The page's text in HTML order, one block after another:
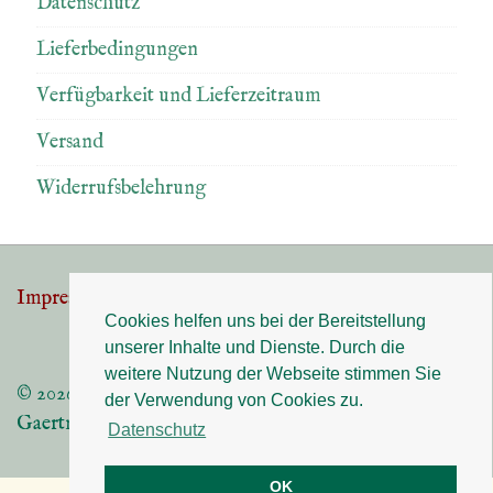
Cookies helfen uns bei der Bereitstellung
unserer Inhalte und Dienste. Durch die
weitere Nutzung der Webseite stimmen Sie
der Verwendung von Cookies zu.
Datenschutz
OK
Lieferbedingungen
Verfügbarkeit und Lieferzeitraum
Versand
Widerrufsbelehrung
Footer-
Impressum
© 2026
Gaertnerei Angermaier 83075 Bad Feilnbach